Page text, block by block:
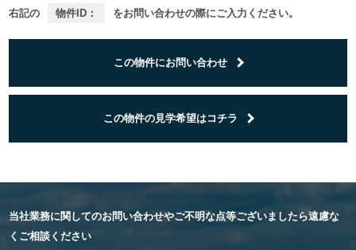
右記の
物件ID： をお問い合わせの際にご入力ください。
この物件にお問い合わせ
この物件の見学希望はコチラ
当社業務に関してのお問い合わせやご不明な点等ございましたら遠慮な
くご相談ください